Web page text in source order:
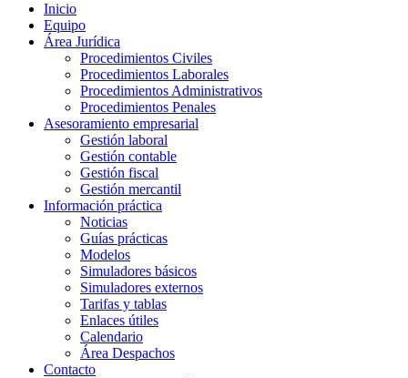
Inicio
Equipo
Área Jurídica
Procedimientos Civiles
Procedimientos Laborales
Procedimientos Administrativos
Procedimientos Penales
Asesoramiento empresarial
Gestión laboral
Gestión contable
Gestión fiscal
Gestión mercantil
Información práctica
Noticias
Guías prácticas
Modelos
Simuladores básicos
Simuladores externos
Tarifas y tablas
Enlaces útiles
Calendario
Área Despachos
Contacto